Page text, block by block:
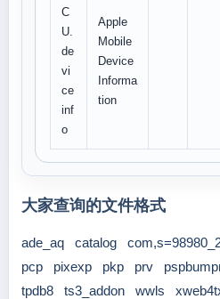
C
U.
de
vi
ce
inf
o
Apple
Mobile
Device
Informa
tion
大家查询的文件格式
ade_aq catalog
pcp
pixexp pkp prv
tpdb8
ts3_addon wwls